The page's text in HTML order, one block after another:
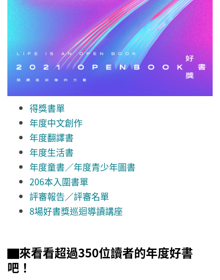
得獎書單
年度中文創作
年度翻譯書
年度生活書
年度童書／年度青少年圖書
206本入圍書單
評審報告／評審名單
8場好書獎巡迴導讀講座
▇來看看超過350位讀者的年度好書
吧！